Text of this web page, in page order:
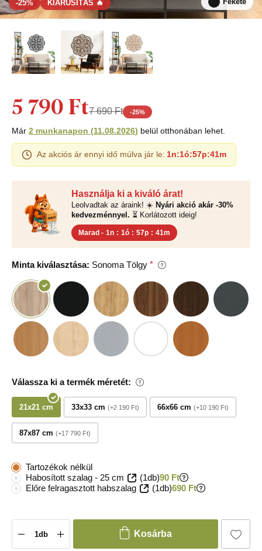
-25% KIÁRUSÍTÁS 🔥
Használja ki a kiváló árat!
Leolvadtak az áraink! ☀️ Nyári akció akár -30%
kedvezménnyel. ⏳ Korlátozott ideig!
Marad - 1n : 1ó : 57p : 41m
Minta kiválasztása: Sonoma Tölgy
Válassza ki a termék méretét:
21x21 cm 33x33 cm +2 190 Ft 66x66 cm +10 190 Ft
87x87 cm +17 790 Ft
5 790 Ft7 690 Ft -25%
Már 2 munkanapon (11.08.2026) belül otthonában lehet.
Az akciós ár ennyi idő múlva jár le: 1n:1ó:57p:41m
Tartozékok nélkül
Habosított szalag - 25 cm
(1db)90 Ft
Előre felragasztott habszalag
(1db)690 Ft
Kosárba